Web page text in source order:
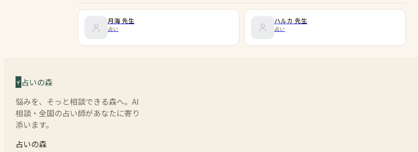
月海 先生
占い
ハルカ 先生
占い
占いの森
悩みを、そっと相談できる森へ。AI
相談・全国の占い師があなたに寄り
添います。
占いの森